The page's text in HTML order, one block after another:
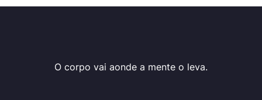
O corpo vai aonde a mente o leva.